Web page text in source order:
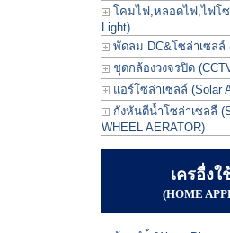
โคมไฟ,หลอดไฟ,ไฟโซ
Light)
พัดลม DC&โซล่าเซลล์
ชุดกล้องวงจรปิด
แอร์โซล่าเซลล์ (Solar
กังหันตีน้ำโซล่าเซลลื
WHEEL AERATOR)
เครอื่ง
(HOME